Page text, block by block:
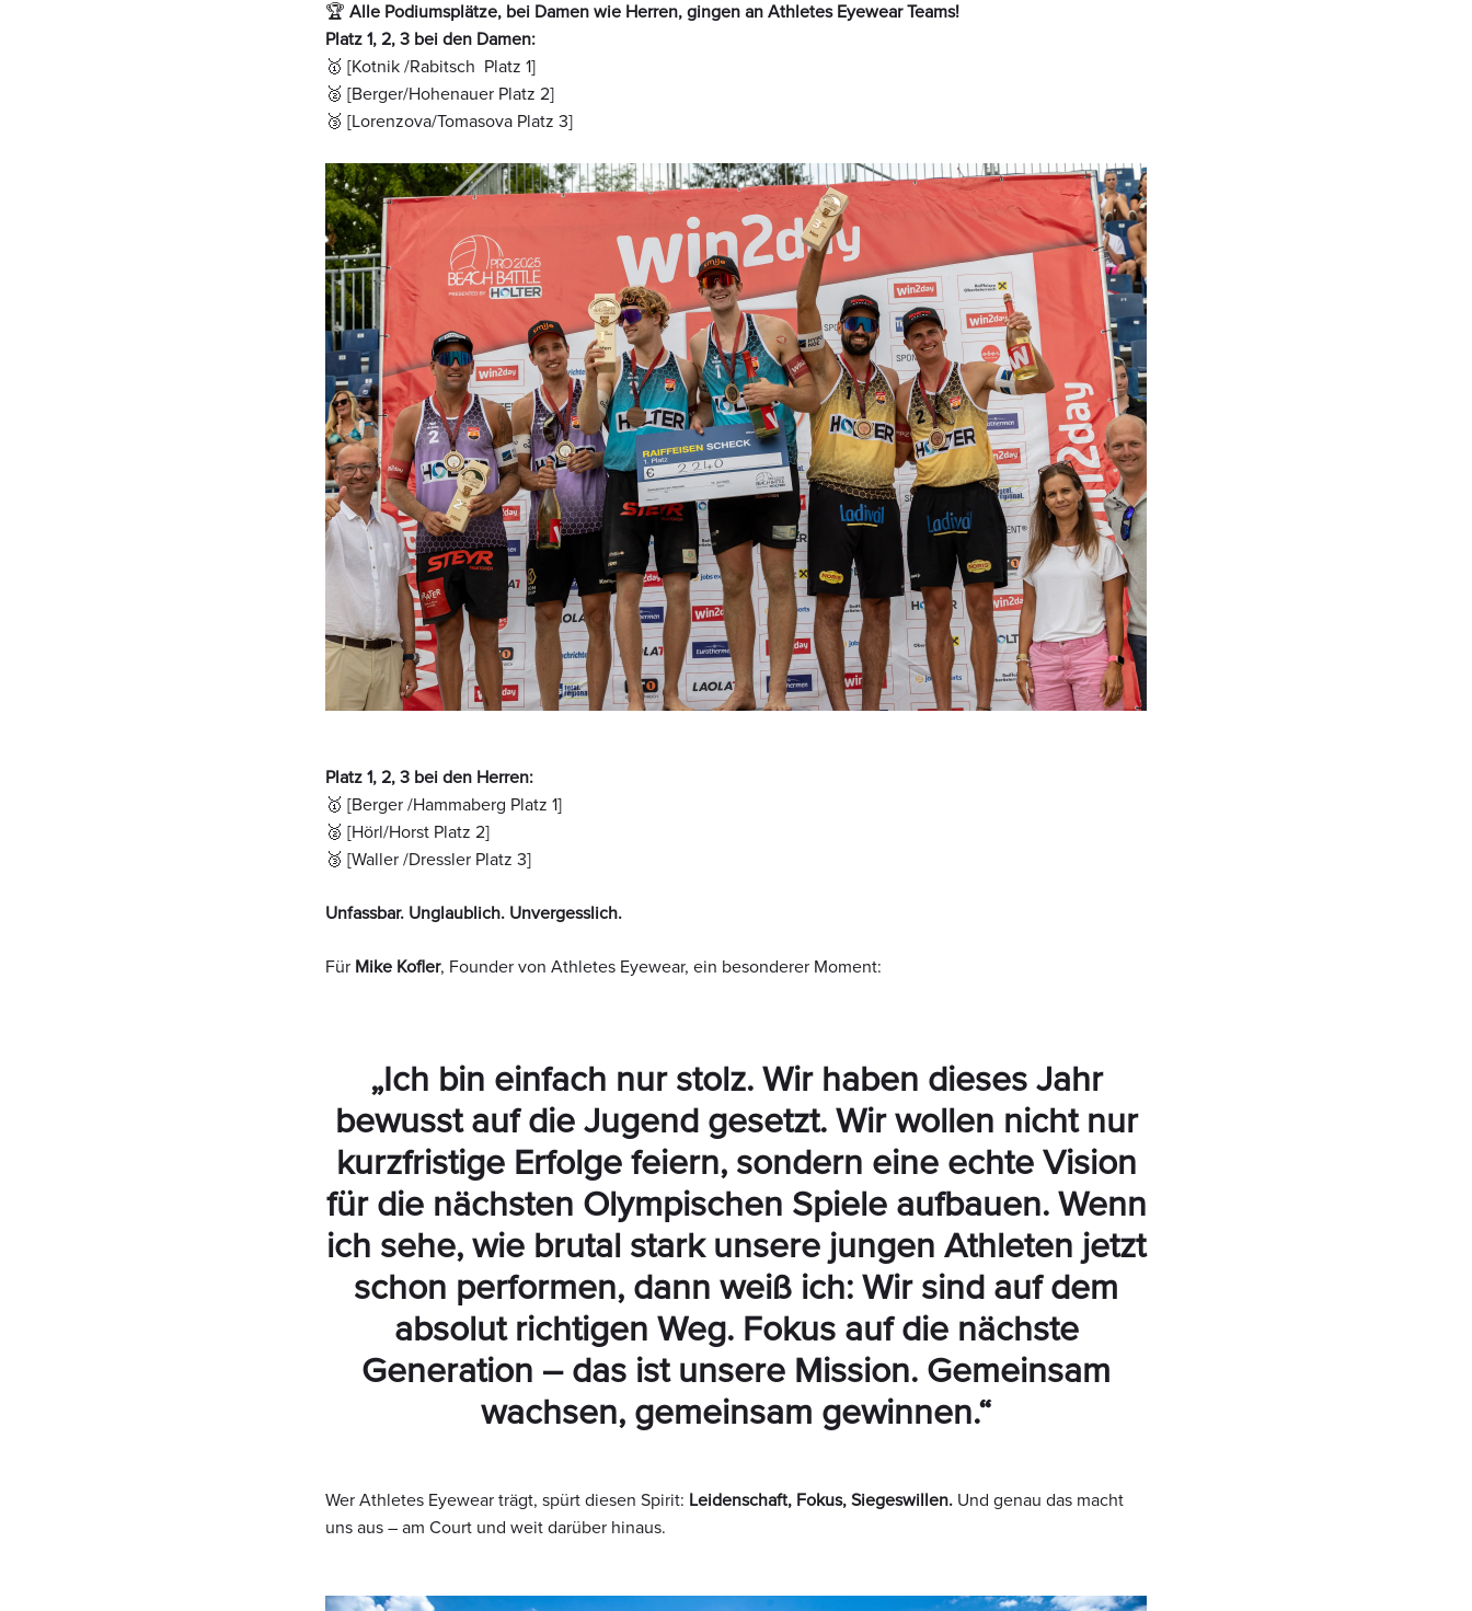
🏆 Alle Podiumsplätze, bei Damen wie Herren, gingen an Athletes Eyewear Teams!
Platz 1, 2, 3 bei den Damen:
🥇 [Kotnik /Rabitsch Platz 1]
🥈 [Berger/Hohenauer Platz 2]
🥉 [Lorenzova/Tomasova Platz 3]
Platz 1, 2, 3 bei den Herren:
🥇 [Berger /Hammaberg Platz 1]
🥈 [Hörl/Horst Platz 2]
🥉 [Waller /Dressler Platz 3]
Unfassbar. Unglaublich. Unvergesslich.
Für Mike Kofler, Founder von Athletes Eyewear, ein besonderer Moment:
„Ich bin einfach nur stolz. Wir haben dieses Jahr
bewusst auf die Jugend gesetzt. Wir wollen nicht nur
kurzfristige Erfolge feiern, sondern eine echte Vision
für die nächsten Olympischen Spiele aufbauen. Wenn
ich sehe, wie brutal stark unsere jungen Athleten jetzt
schon performen, dann weiß ich: Wir sind auf dem
absolut richtigen Weg. Fokus auf die nächste
Generation – das ist unsere Mission. Gemeinsam
wachsen, gemeinsam gewinnen.“
Wer Athletes Eyewear trägt, spürt diesen Spirit: Leidenschaft, Fokus, Siegeswillen. Und genau das macht
uns aus – am Court und weit darüber hinaus.